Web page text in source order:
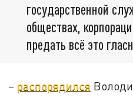
государственной
обществах,
предать всё это
– распорядился